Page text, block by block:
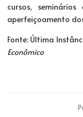
cursos,
aperfeiçoamento
Fonte: Última
Econômico